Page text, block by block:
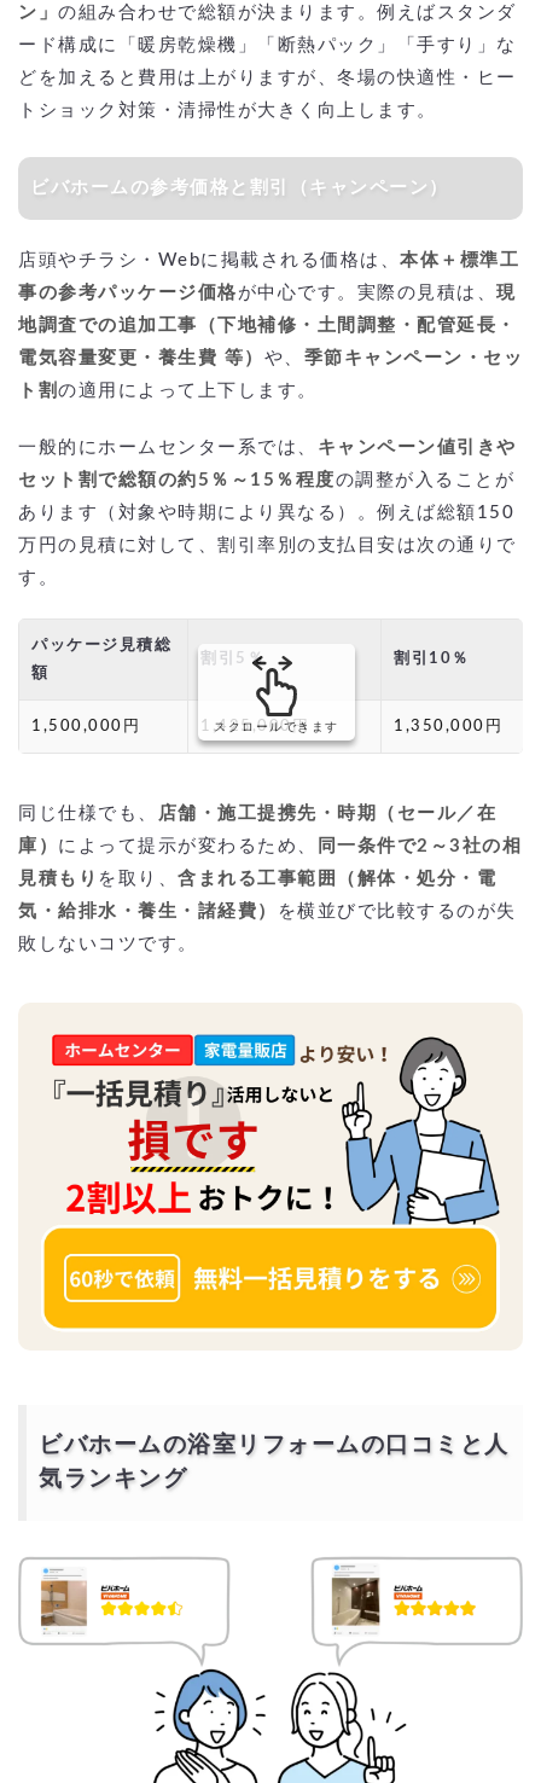
ン」 の組み合わせで総額が決まります。例えばスタンダ
ード構成に「暖房乾燥機」「断熱パック」「手すり」な
どを加えると費用は上がりますが、冬場の快適性・ヒー
トショック対策・清掃性が大きく向上します。
ビバホームの参考価格と割引（キャンペーン）
店頭やチラシ・Webに掲載される価格は、 本体＋標準工
事の参考パッケージ価格 が中心です。実際の見積は、 現
地調査での追加工事（下地補修・土間調整・配管延長・
電気容量変更・養生費 等） や、 季節キャンペーン・セッ
ト割 の適用によって上下します。
一般的にホームセンター系では、 キャンペーン値引きや
セット割で総額の約5％～15％程度の調整が入ることが
あります（対象や時期により異なる）。例えば総額150
万円の見積に対して、割引率別の支払目安は次の通りで
す。
パッケージ見積総
額
割引5％ 割引10％
1,500,000円 1,425,000円 1,350,000円
スクロールできます
同じ仕様でも、
店舗・施工提携先・時期（セール／在
庫） によって提示が変わるため、
同一条件で2～3社の相
見積もり を取り、 含まれる工事範囲（解体・処分・電
気・給排水・養生・諸経費）
を横並びで比較するのが失
敗しないコツです。
ビバホームの浴室リフォームの口コミと人
気ランキング